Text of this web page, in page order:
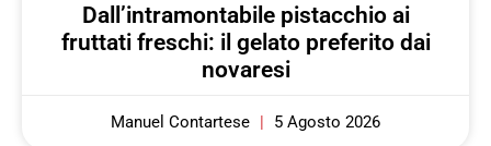
Dall’intramontabile pistacchio ai
fruttati freschi: il gelato preferito dai
novaresi
Manuel Contartese 5 Agosto 2026